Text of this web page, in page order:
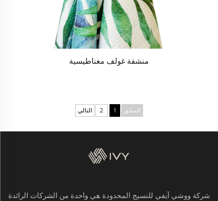
منشفة غولف مغناطيسية
السابق 1
2 التالي
شركة ووشي آيفي للنسيج المحدودة هي واحدة من الشركات الرائدة